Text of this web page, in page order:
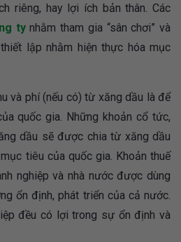
riêng, hay lợi ích bản thân. Các
tynhằm tham gia “sân chơi” và
lập nhằm hiện thực hóa mục
và phí (nếu có) từ xăng dầu là để
quốc gia. Những khoản cổ tức,
dầu sẽ được chia từ xăng dầu
tiêu của quốc gia. Khoản thuế
nghiệp và nhà nước được dùng
ổn định, phát triển của cả nước.
đều có lợi trong sự ổn định và